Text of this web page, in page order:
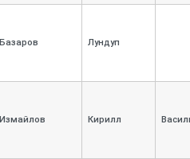
Базаров Лундуп
Измайлов Кирилл